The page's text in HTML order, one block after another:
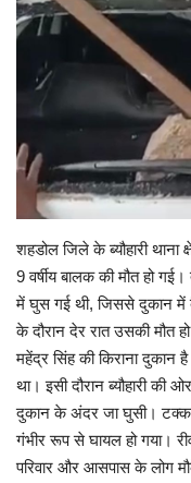
विविध
शहडोल जिले के ब्यौहारी
9 वर्षीय बालक की मौत हो
में घुस गई थी, जिससे दुकान में
के दौरान देर रात उसकी मौत
महेंद्र सिंह की किराना दुकान
था। इसी दौरान ब्यौहारी
दुकान के अंदर जा घुसी।
गंभीर रूप से घायल हो गया।
परिवार और आसपास के लोग